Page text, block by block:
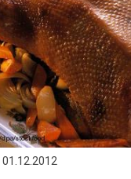
01.12.2012